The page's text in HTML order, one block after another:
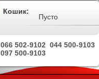
044 500-9103
066 502-9102
097 500-9103
Кошик:
Пусто